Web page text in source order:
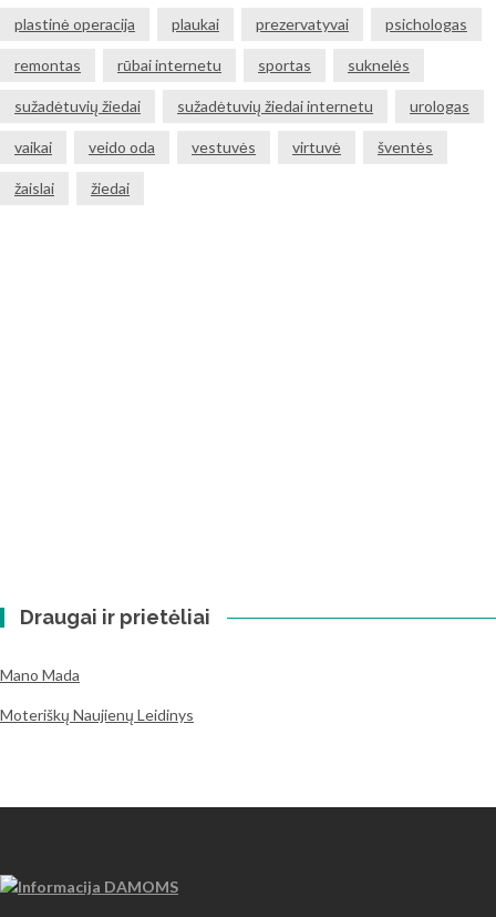
plastinė operacija plaukai prezervatyvai psichologas
remontas rūbai internetu sportas suknelės
sužadėtuvių žiedai sužadėtuvių žiedai internetu urologas
vaikai veido oda vestuvės virtuvė šventės
žaislai žiedai
Draugai ir prietėliai
Mano Mada
Moteriškų Naujienų Leidinys